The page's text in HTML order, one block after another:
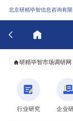
北京研精毕智信息咨询有限
研精毕智市场调研网
行业研究 企业